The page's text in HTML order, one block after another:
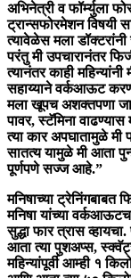
अभिनेत्री व फॉर्म्युला
ट्रान्सफोरमेशन विषयी
त्यावेळेस मला
परंतु मी उपचारानंतर
त्यानंतर काही
सहाय्याने वर्कआऊट
मला खूपच अशक्तपणा
पावर, स्टॅमिना
त्या कार अपघातामुळे
सातत्य यामुळे मी आता
पूर्णपणे सज्ज आहे.”
मनिषाच्या
मनिषा यांच्या
सुद्धा फार त्रास
आता त्या पुशअप्स,
महिन्यांपूर्वी आम्ही १